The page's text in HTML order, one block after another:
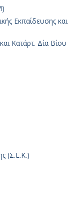
Εκπαίδευσης και
Κατάρτ. Δία Βίου
(Σ.Ε.Κ.)